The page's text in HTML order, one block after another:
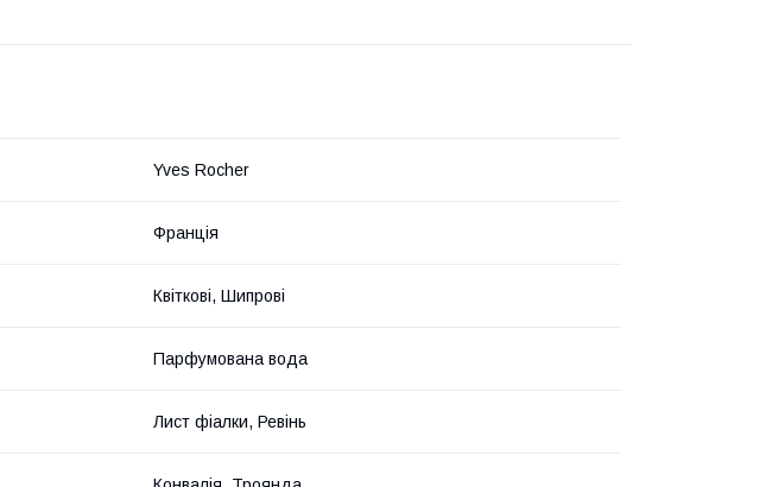
Yves Rocher
Франція
Квіткові, Шипрові
Парфумована вода
Лист фіалки, Ревінь